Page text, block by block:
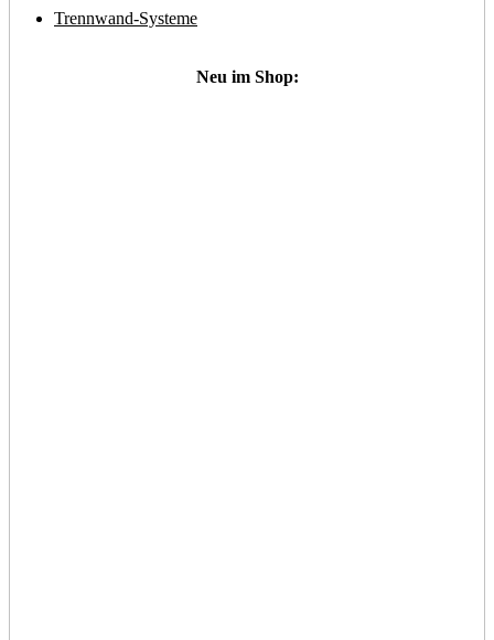
Trennwand-Systeme
Neu im Shop: